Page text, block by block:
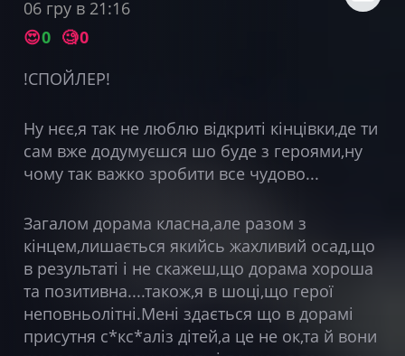
06 гру в 21:16
😍0 🧐0
!СПОЙЛЕР!
Ну нєє,я так не люблю відкриті кінцівки,де ти
сам вже додумуєшся шо буде з героями,ну
чому так важко зробити все чудово...
Загалом дорама класна,але разом з
кінцем,лишається якийсь жахливий осад,що
в результаті і не скажеш,що дорама хороша
та позитивна....також,я в шоці,що герої
неповньолітні.Мені здається що в дорамі
присутня с*кс*аліз дітей,а це не ок,та й вони